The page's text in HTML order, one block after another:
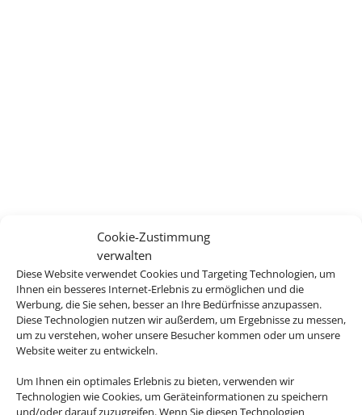
Cookie-Zustimmung
verwalten
Diese Website verwendet Cookies und Targeting Technologien, um
Ihnen ein besseres Internet-Erlebnis zu ermöglichen und die
Werbung, die Sie sehen, besser an Ihre Bedürfnisse anzupassen.
Diese Technologien nutzen wir außerdem, um Ergebnisse zu messen,
um zu verstehen, woher unsere Besucher kommen oder um unsere
Website weiter zu entwickeln.
Um Ihnen ein optimales Erlebnis zu bieten, verwenden wir
Technologien wie Cookies, um Geräteinformationen zu speichern
und/oder darauf zuzugreifen. Wenn Sie diesen Technologien